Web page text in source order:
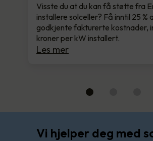
Visste du at du kan få støtte fra
installere solceller? Få inntil 25 %
godkjente fakturerte kostnader,
kroner per kW installert.
Les mer
Vi hjelper deg med